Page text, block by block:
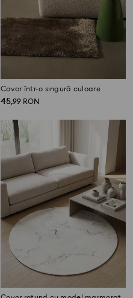
Covor într-o singură culoare
45,99 RON